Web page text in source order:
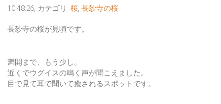
10:48:26, カテゴリ: 桜, 長玅寺の桜
長玅寺の桜が見頃です。
満開まで、もう少し。
近くでウグイスの鳴く声が聞こえました。
目で見て耳で聞いて癒されるスポットです。